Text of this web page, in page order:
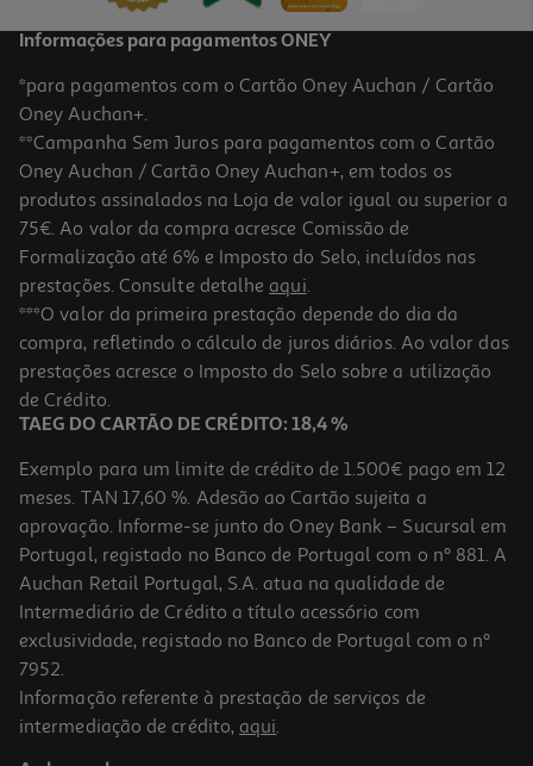
Caneta Retrátil Auchan Azul 2 Unidades
1.59 €/un
1,59 €
Caneta Gel Auchan Azul Monster Modelos Sortidos
Informações para pagamentos ONEY
*para pagamentos com o Cartão Oney Auchan / Cartão
Oney Auchan+.
**Campanha Sem Juros para pagamentos com o Cartão
Oney Auchan / Cartão Oney Auchan+, em todos os
produtos assinalados na Loja de valor igual ou superior a
75€. Ao valor da compra acresce Comissão de
Formalização até 6% e Imposto do Selo, incluídos nas
prestações. Consulte detalhe aqui.
***O valor da primeira prestação depende do dia da
compra, refletindo o cálculo de juros diários. Ao valor das
prestações acresce o Imposto do Selo sobre a utilização
de Crédito.
TAEG DO CARTÃO DE CRÉDITO: 18,4 %
Exemplo para um limite de crédito de 1.500€ pago em 12
meses. TAN 17,60 %. Adesão ao Cartão sujeita a
aprovação. Informe-se junto do Oney Bank – Sucursal em
Portugal, registado no Banco de Portugal com o nº 881. A
Auchan Retail Portugal, S.A. atua na qualidade de
Intermediário de Crédito a título acessório com
exclusividade, registado no Banco de Portugal com o nº
7952.
Informação referente à prestação de serviços de
intermediação de crédito, aqui.